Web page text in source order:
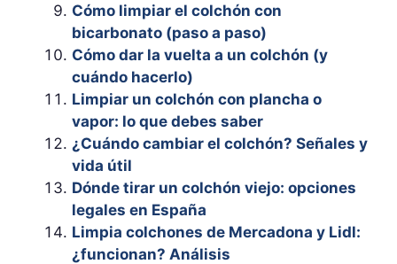
Cómo limpiar el colchón con
bicarbonato (paso a paso)
Cómo dar la vuelta a un colchón (y
cuándo hacerlo)
Limpiar un colchón con plancha o
vapor: lo que debes saber
¿Cuándo cambiar el colchón? Señales y
vida útil
Dónde tirar un colchón viejo: opciones
legales en España
Limpia colchones de Mercadona y Lidl:
¿funcionan? Análisis